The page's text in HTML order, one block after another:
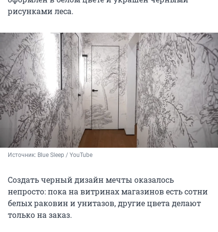
рисунками леса.
Источник: Blue Sleep / YouTube
Создать черный дизайн мечты оказалось
непросто: пока на витринах магазинов есть сотни
белых раковин и унитазов, другие цвета делают
только на заказ.